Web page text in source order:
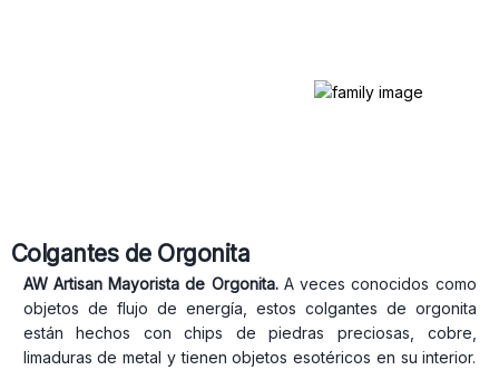
Colgantes de Orgonita
AW Artisan Mayorista de Orgonita.A veces conocidos como
objetos de flujo de energía, estos colgantes de orgonita
están hechos con chips de piedras preciosas, cobre,
limaduras de metal y tienen objetos esotéricos en su interior.